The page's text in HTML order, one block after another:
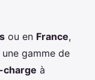
ou en France,
gamme de
charge à